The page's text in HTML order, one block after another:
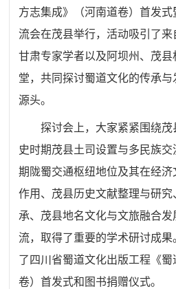
方志集成》（河南道卷）首发
流会在茂县举行，活动吸引了来
甘肃专家学者以及阿坝州、茂
堂，共同探讨蜀道文化的传承
源头。
探讨会上，大家紧紧围绕
史时期茂县土司设置与多民族
期陇蜀交通枢纽地位及其在经
作用、茂县历史文献整理与研
承、茂县地名文化与文旅融合
流，取得了重要的学术研讨成
了四川省蜀道文化出版工程《
卷）首发式和图书捐赠仪式。